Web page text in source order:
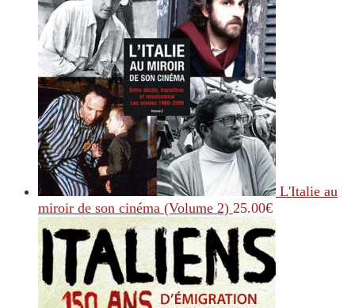
L'Italie au
miroir de son cinéma (Volume 2) 25.00€